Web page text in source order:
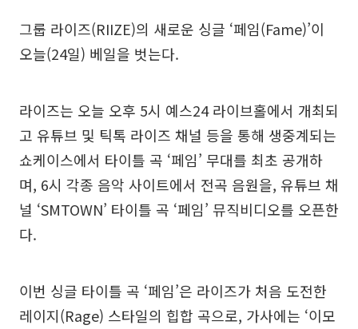
그룹 라이즈(RIIZE)의 새로운 싱글 ‘페임(Fame)’이
오늘(24일) 베일을 벗는다.
라이즈는 오늘 오후 5시 예스24 라이브홀에서 개최되
고 유튜브 및 틱톡 라이즈 채널 등을 통해 생중계되는
쇼케이스에서 타이틀 곡 ‘페임’ 무대를 최초 공개하
며, 6시 각종 음악 사이트에서 전곡 음원을, 유튜브 채
널 ‘SMTOWN’ 타이틀 곡 ‘페임’ 뮤직비디오를 오픈한
다.
이번 싱글 타이틀 곡 ‘페임’은 라이즈가 처음 도전한
레이지(Rage) 스타일의 힙합 곡으로, 가사에는 ‘이모